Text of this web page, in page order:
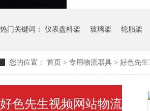
热门关键词： 仪表盘料架 玻璃架 轮胎架
您的位置： 首页 > 专用物流器具 > 好色先生
好色先生视频网站物流